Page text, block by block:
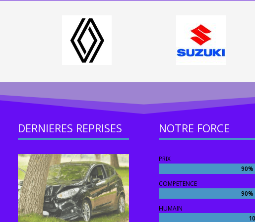
DERNIERES REPRISES NOTRE FORCE
PRIX
90%
90%
COMPETENCE
90%
90%
HUMAIN